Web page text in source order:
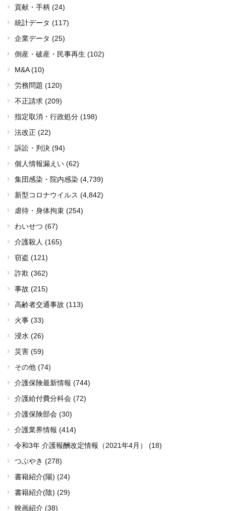
貢献・手柄 (24)
統計データ (117)
企業データ (25)
倒産・破産・民事再生 (102)
M&A (10)
労務問題 (120)
不正請求 (209)
指定取消・行政処分 (198)
法改正 (22)
訴訟・判決 (94)
個人情報漏えい (62)
集団感染・院内感染 (4,739)
新型コロナウイルス (4,842)
虐待・身体拘束 (254)
わいせつ (67)
介護殺人 (165)
窃盗 (121)
詐欺 (362)
事故 (215)
高齢者交通事故 (113)
火事 (33)
浸水 (26)
災害 (59)
その他 (74)
介護保険最新情報 (744)
介護給付費分科会 (72)
介護保険部会 (30)
介護業界情報 (414)
令和3年 介護報酬改定情報（2021年4月） (18)
つぶやき (278)
書籍紹介(陽) (24)
書籍紹介(陰) (29)
映画紹介 (38)